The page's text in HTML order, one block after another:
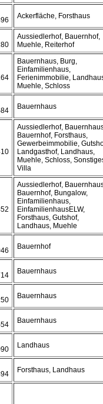
Ackerfläche, Forsthaus
Aussiedlerhof, Bauernhof,
Muehle, Reiterhof
Bauernhaus, Burg,
Einfamilienhaus,
Ferienimmobilie,
Muehle, Schloss
Bauernhaus
Aussiedlerhof,
Bauernhof, Forsthaus,
Gewerbeimmobilie,
Landgasthof, Landhaus,
Muehle, Schloss,
Villa
Aussiedlerhof,
Bauernhof, Bungalow,
Einfamilienhaus,
EinfamilienhausELW,
Forsthaus, Gutshof,
Landhaus, Muehle
Bauernhof
Bauernhaus
Bauernhaus
Bauernhaus
Landhaus
Forsthaus, Landhaus